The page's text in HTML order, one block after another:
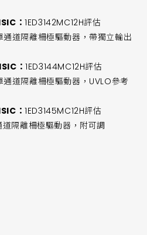
：1ED3142MC12H評估
道隔離柵極驅動器，帶獨立輸出
：1ED3144MC12H評估
道隔離柵極驅動器，UVLO參考
：1ED3145MC12H評估
隔離柵極驅動器，附可調